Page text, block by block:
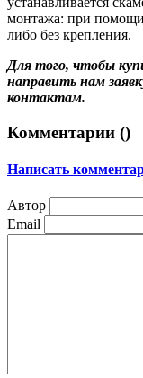
монтажа: при помощи
либо без крепления.
Для того, чтобы
направить нам
контактам.
Комментарии ()
Написать
Автор
Email